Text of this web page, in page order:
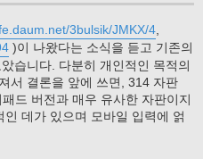
3bulsik/JMKX/4
)이 나왔다는 소식을 듣고 기존의
습니다. 다분히 개인적인 목적의
서 결론을 앞에 쓰면, 314 자판
드 버전과 매우 유사한 자판이지
데가 있으며 모바일 입력에 얽